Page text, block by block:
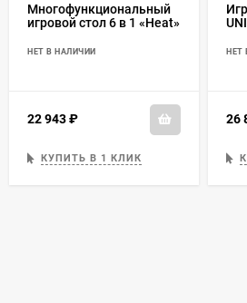
Многофункциональный
игровой стол 6 в 1 «Heat»
НЕТ В НАЛИЧИИ
22 943
КУПИТЬ В 1 КЛИК
НЕТ
26